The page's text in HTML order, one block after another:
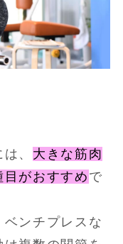
、 大きな筋肉
がおすすめ で
ンチプレスな